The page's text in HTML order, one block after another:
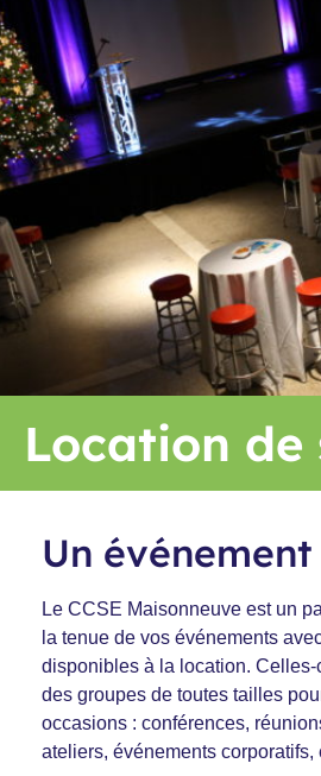
Location de
Un
Le CCSE Maisonneuve est un
la tenue de vos événements
disponibles à la location. Celles-
des groupes de toutes tailles
occasions : conférences,
ateliers, événements corporatifs,